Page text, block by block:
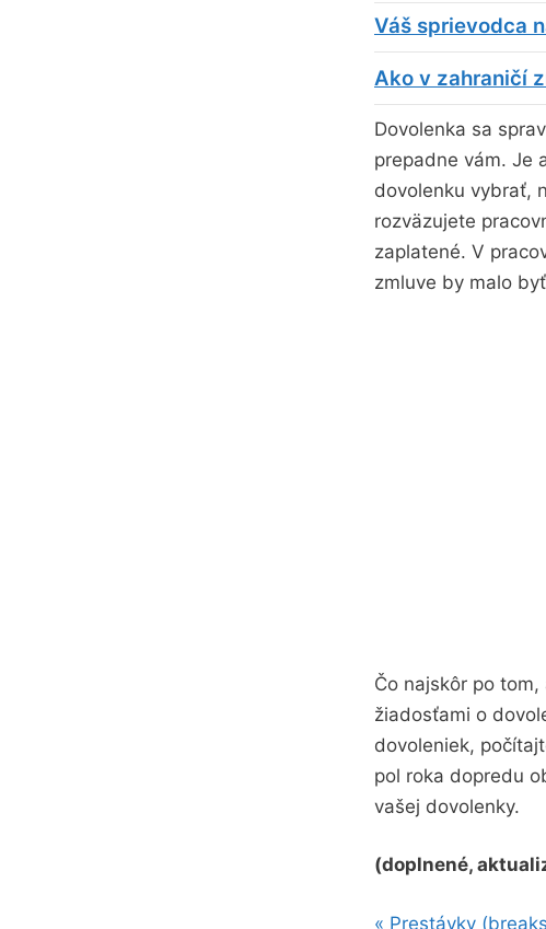
Váš sprievodca
Ako v zahraničí
Dovolenka sa
prepadne vám. Je
dovolenku vybrať,
rozväzujete
zaplatené. V
zmluve by malo
Čo najskôr po
žiadosťami o
dovoleniek,
pol roka dopredu
vašej dovolenky.
(doplnené,
« Prestávky